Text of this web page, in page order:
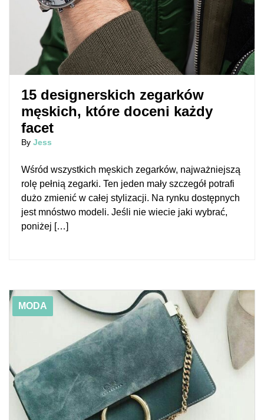
15 designerskich zegarków
męskich, które doceni każdy
facet
By Jess
Wśród wszystkich męskich zegarków, najważniejszą
rolę pełnią zegarki. Ten jeden mały szczegół potrafi
dużo zmienić w całej stylizacji. Na rynku dostępnych
jest mnóstwo modeli. Jeśli nie wiecie jaki wybrać,
poniżej […]
5 markowych torebek, które każda fashionistka musi mieć
w swojej szafie
01/06/2019
MODA